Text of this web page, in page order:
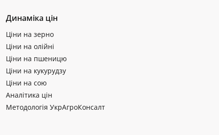
Динаміка цін
Ціни на зерно
Ціни на олійні
Ціни на пшеницю
Ціни на кукурудзу
Ціни на сою
Аналітика цін
Методологія УкрАгроКонсалт